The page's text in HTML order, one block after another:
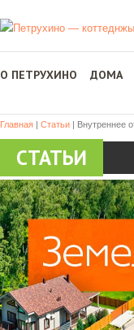
О ПЕТРУХИНО ДОМА
Главная | Статьи | Внутреннее
СТАТЬИ